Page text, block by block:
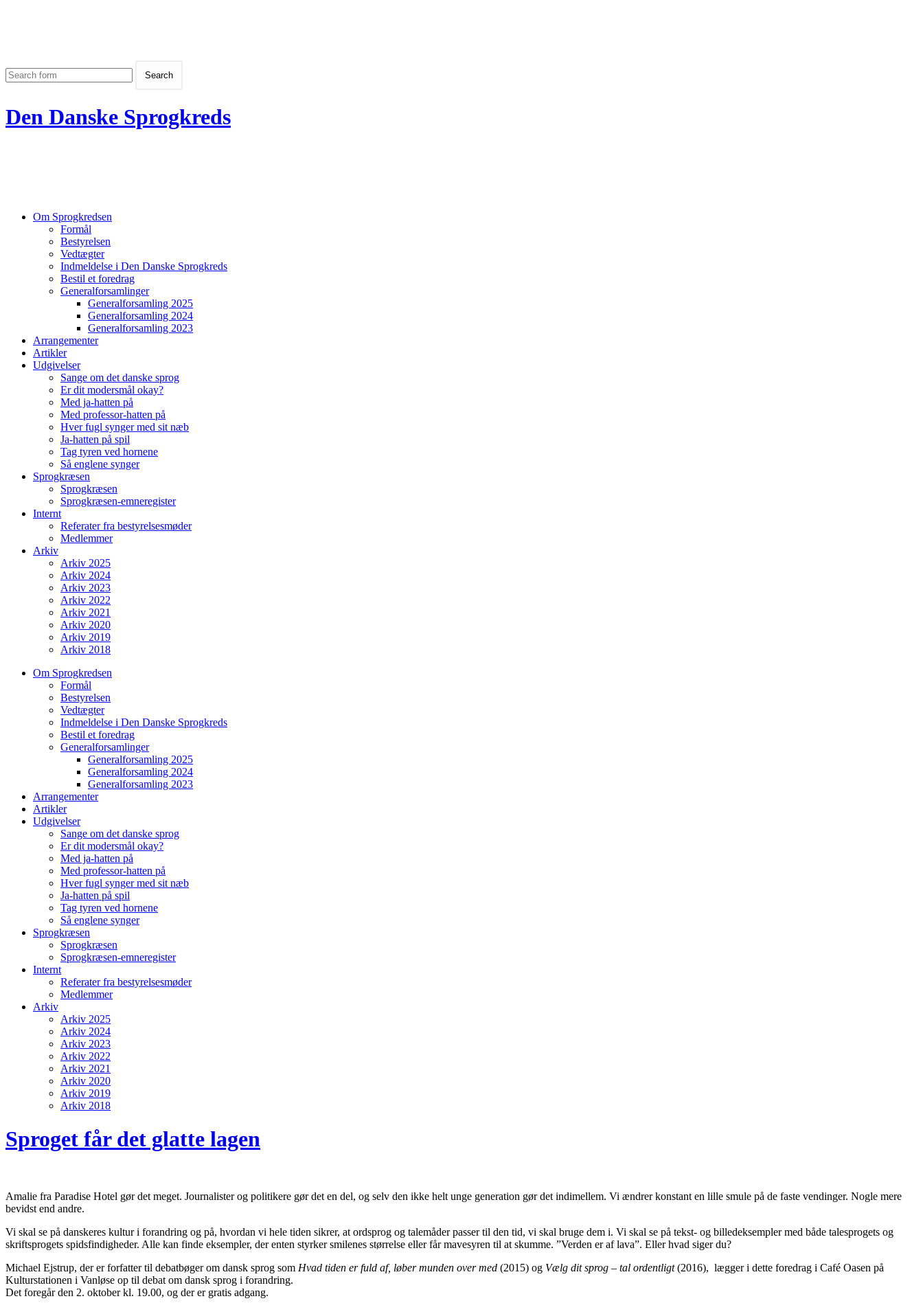
Den Danske Sprogkreds
Om Sprogkredsen
Formål
Bestyrelsen
Vedtægter
Indmeldelse i Den Danske Sprogkreds
Bestil et foredrag
Generalforsamlinger
Generalforsamling 2025
Generalforsamling 2024
Generalforsamling 2023
Arrangementer
Artikler
Udgivelser
Sange om det danske sprog
Er dit modersmål okay?
Med ja-hatten på
Med professor-hatten på
Hver fugl synger med sit næb
Ja-hatten på spil
Tag tyren ved hornene
Så englene synger
Sprogkræsen
Sprogkræsen
Sprogkræsen-emneregister
Internt
Referater fra bestyrelsesmøder
Medlemmer
Arkiv
Arkiv 2025
Arkiv 2024
Arkiv 2023
Arkiv 2022
Arkiv 2021
Arkiv 2020
Arkiv 2019
Arkiv 2018
Om Sprogkredsen
Formål
Bestyrelsen
Vedtægter
Indmeldelse i Den Danske Sprogkreds
Bestil et foredrag
Generalforsamlinger
Generalforsamling 2025
Generalforsamling 2024
Generalforsamling 2023
Arrangementer
Artikler
Udgivelser
Sange om det danske sprog
Er dit modersmål okay?
Med ja-hatten på
Med professor-hatten på
Hver fugl synger med sit næb
Ja-hatten på spil
Tag tyren ved hornene
Så englene synger
Sprogkræsen
Sprogkræsen
Sprogkræsen-emneregister
Internt
Referater fra bestyrelsesmøder
Medlemmer
Arkiv
Arkiv 2025
Arkiv 2024
Arkiv 2023
Arkiv 2022
Arkiv 2021
Arkiv 2020
Arkiv 2019
Arkiv 2018
Sproget får det glatte lagen
Amalie fra Paradise Hotel gør det meget. Journalister og politikere gør det en del, og selv den ikke helt unge generation gør det indimellem. Vi ændrer konstant en lille smule på de faste vendinger. Nogle mere
bevidst end andre.
Vi skal se på danskeres kultur i forandring og på, hvordan vi hele tiden sikrer, at ordsprog og talemåder passer til den tid, vi skal bruge dem i. Vi skal se på tekst- og billedeksempler med både talesprogets og
skriftsprogets spidsfindigheder. Alle kan finde eksempler, der enten styrker smilenes størrelse eller får mavesyren til at skumme. ”Verden er af lava”. Eller hvad siger du?
Michael Ejstrup, der er forfatter til debatbøger om dansk sprog som Hvad tiden er fuld af, løber munden over med (2015) og Vælg dit sprog – tal ordentligt(2016), lægger i dette foredrag i Café Oasen på
Kulturstationen i Vanløse op til debat om dansk sprog i forandring.
Det foregår den 2. oktober kl. 19.00, og der er gratis adgang.